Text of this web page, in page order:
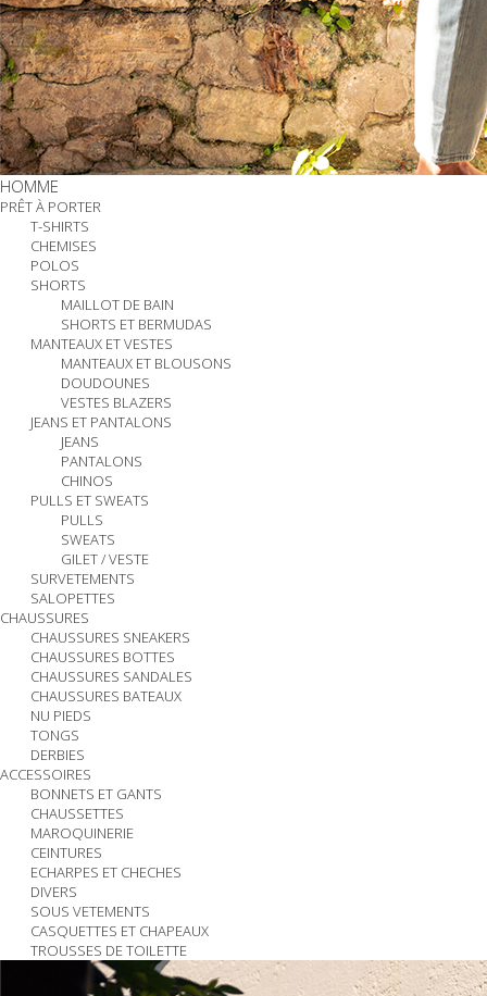
HOMME
PRÊT À PORTER
T-SHIRTS
CHEMISES
POLOS
SHORTS
MAILLOT DE BAIN
SHORTS ET BERMUDAS
MANTEAUX ET VESTES
MANTEAUX ET BLOUSONS
DOUDOUNES
VESTES BLAZERS
JEANS ET PANTALONS
JEANS
PANTALONS
CHINOS
PULLS ET SWEATS
PULLS
SWEATS
GILET / VESTE
SURVETEMENTS
SALOPETTES
CHAUSSURES
CHAUSSURES SNEAKERS
CHAUSSURES BOTTES
CHAUSSURES SANDALES
CHAUSSURES BATEAUX
NU PIEDS
TONGS
DERBIES
ACCESSOIRES
BONNETS ET GANTS
CHAUSSETTES
MAROQUINERIE
CEINTURES
ECHARPES ET CHECHES
DIVERS
SOUS VETEMENTS
CASQUETTES ET CHAPEAUX
TROUSSES DE TOILETTE